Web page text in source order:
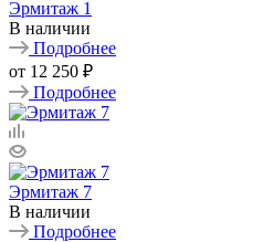
Эрмитаж 1
В наличии
Подробнее
от 12 250 ₽
Подробнее
Эрмитаж 7
В наличии
Подробнее